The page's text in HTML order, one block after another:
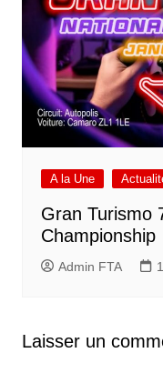
A la Une
Gran Turismo
Championship
Admin FTA
Laisser un